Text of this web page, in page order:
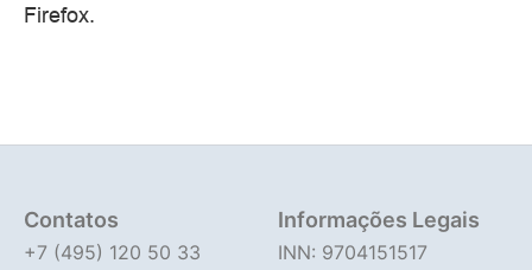
Firefox.
Contatos
+7 (495) 120 50 33
Informações Legais
INN: 9704151517